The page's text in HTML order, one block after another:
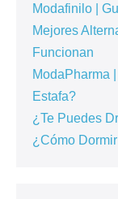
Modafinilo |
Mejores
Funcionan
ModaPharma
Estafa?
¿Te Puedes
¿Cómo